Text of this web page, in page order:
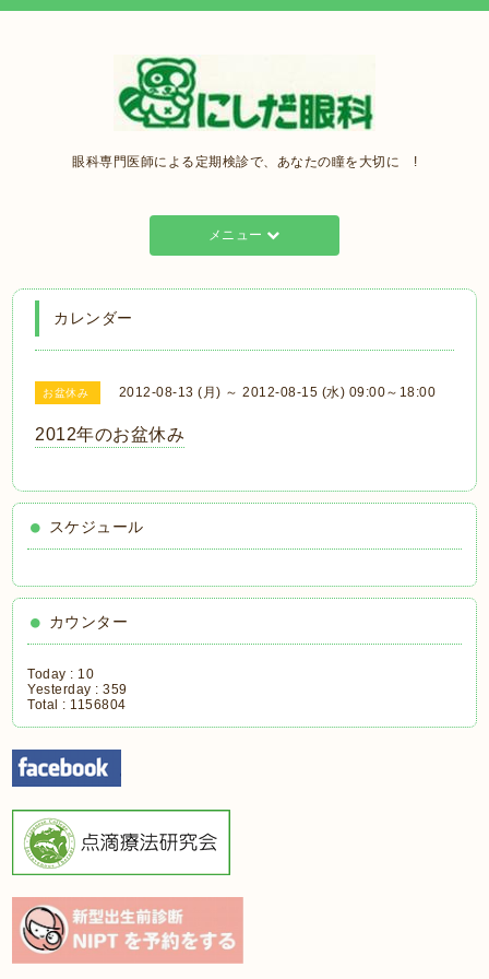
眼科専門医師による定期検診で、あなたの瞳を大切に !
メニュー
カレンダー
お盆休み 2012-08-13 (月) ～ 2012-08-15 (水) 09:00～18:00
2012年のお盆休み
スケジュール
カウンター
Today : 10
Yesterday :359
Total : 1156804